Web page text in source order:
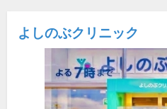
よしのぶクリニック